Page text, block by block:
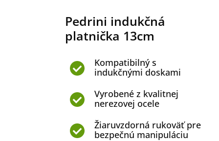
Pedrini indukčná
platnička 13cm
Kompatibilný s
indukčnými doskami
Vyrobené z kvalitnej
nerezovej ocele
Žiaruvzdorná rukoväť pre
bezpečnú manipuláciu